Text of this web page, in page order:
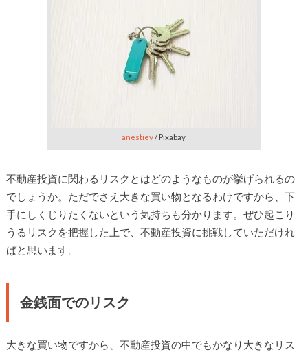
anestiev/ Pixabay
不動産投資に関わるリスクとはどのようなものが挙げられるの
でしょうか。ただでさえ大きな買い物となるわけですから、下
手にしくじりたくないという気持ちも分かります。ぜひ起こり
うるリスクを把握した上で、不動産投資に挑戦していただけれ
ばと思います。
金銭面でのリスク
大きな買い物ですから、不動産投資の中でもかなり大きなリス